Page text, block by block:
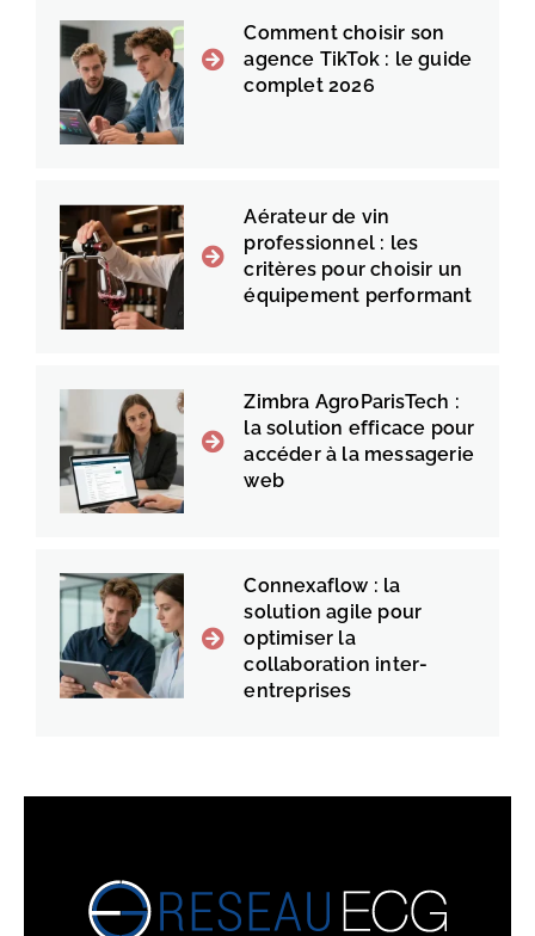
Comment choisir son
agence TikTok : le guide
complet 2026
Aérateur de vin
professionnel : les
critères pour choisir un
équipement performant
Zimbra AgroParisTech :
la solution efficace pour
accéder à la messagerie
web
Connexaflow : la
solution agile pour
optimiser la
collaboration inter-
entreprises